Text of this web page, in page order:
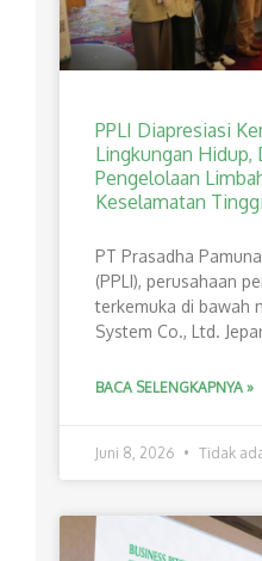
PPLI Diapresiasi
Lingkungan Hidup,
Pengelolaan
Keselamatan Tinggi
PT Prasadha
(PPLI), perusahaan
terkemuka di bawah
System Co., Ltd.
BACA SELENGKAPNYA »
Juni 8, 2026 Tidak